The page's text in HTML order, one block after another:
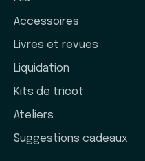
Accessoires
Livres et revues
Liquidation
Kits de tricot
Ateliers
Suggestions cadeaux